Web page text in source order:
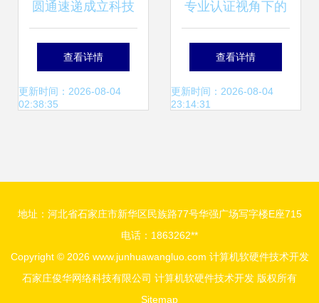
圆通速递成立科技
公司，加码AI基础
软件与计算机软硬
查看详情
更新时间：2026-08-04
02:38:35
专业认证视角下的
C++课程教与学 计
算机软硬件技术开
查看详情
更新时间：2026-08-04
23:14:31
地址：河北省石家庄市新华区民族路77号华强广场写字楼E座715
电话：1863262**
Copyright © 2026 www.junhuawangluo.com 计算机软硬件技术开发
石家庄俊华网络科技有限公司 计算机软硬件技术开发 版权所有
Sitemap